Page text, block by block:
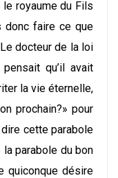
royaume du Fils
donc faire ce que
docteur de la loi
qu’il avait
la vie éternelle,
prochain?» pour
cette parabole
parabole du bon
quiconque désire